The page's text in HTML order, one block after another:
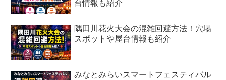
台情報も紹介
隅田川花火大会の混雑回避方法！穴場
スポットや屋台情報も紹介
みなとみらいスマートフェスティバル